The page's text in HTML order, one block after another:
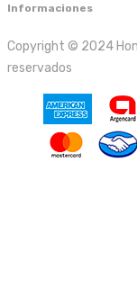
Informaciones
Copyright © 2024
reservados